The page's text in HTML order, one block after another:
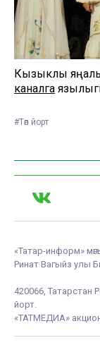
Кызыклы
каналга
#Төп йорт
«Татар-информ»
Ринат Вагыйз улы
420066, Татарстан
йорт.
«ТАТМЕДИА»